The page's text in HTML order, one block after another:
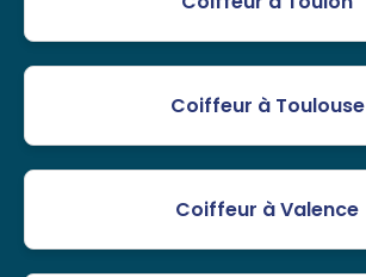
Coiffeur à Toulouse
Coiffeur à Valence